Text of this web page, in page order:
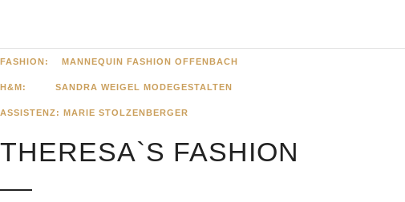
FASHION: MANNEQUIN FASHION OFFENBACH
H&M: SANDRA WEIGEL MODEGESTALTEN
ASSISTENZ: MARIE STOLZENBERGER
THERESA`S FASHION